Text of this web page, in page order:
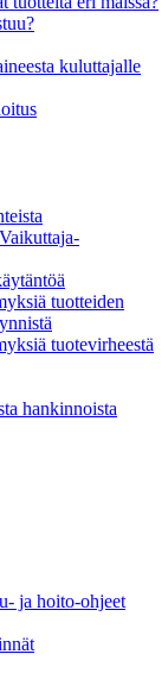
kuluttajalle
tuotteiden
tuotevirheestä
hankinnoista
ja hoito-ohjeet